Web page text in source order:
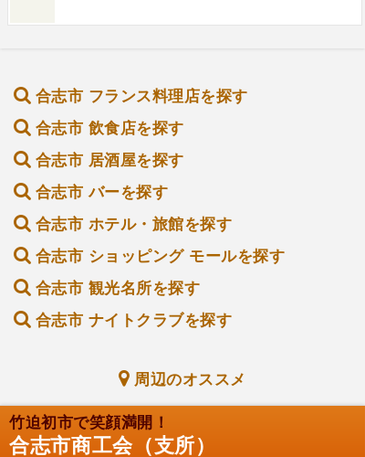
合志市 フランス料理店を探す
合志市 飲食店を探す
合志市 居酒屋を探す
合志市 バーを探す
合志市 ホテル・旅館を探す
合志市 ショッピング モールを探す
合志市 観光名所を探す
合志市 ナイトクラブを探す
周辺のオススメ
竹迫初市で笑顔満開！
合志市商工会（支所）